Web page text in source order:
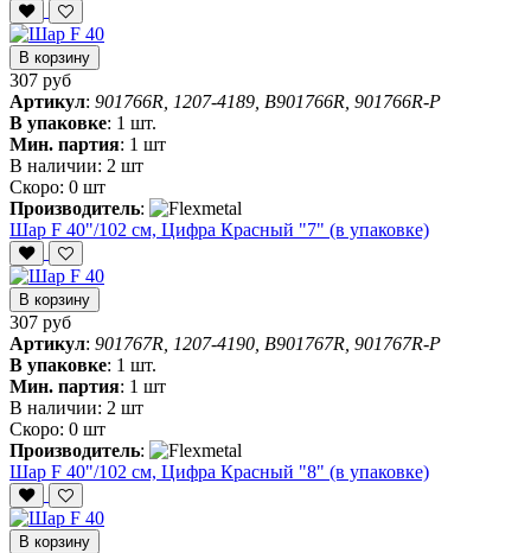
В корзину
307 руб
Артикул: 901766R, 1207-4189, B901766R, 901766R-P
В упаковке: 1 шт.
Мин. партия: 1 шт
В наличии: 2 шт
Скоро: 0 шт
Производитель:
Шар F 40"/102 см, Цифра Красный "7" (в упаковке)
В корзину
307 руб
Артикул: 901767R, 1207-4190, B901767R, 901767R-P
В упаковке: 1 шт.
Мин. партия: 1 шт
В наличии: 2 шт
Скоро: 0 шт
Производитель:
Шар F 40"/102 см, Цифра Красный "8" (в упаковке)
В корзину